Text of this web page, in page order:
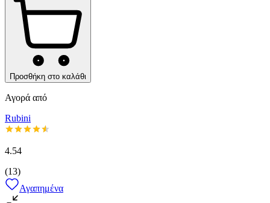
Προσθήκη στο καλάθι
Αγορά από
Rubini
4.54
(13)
Αγαπημένα